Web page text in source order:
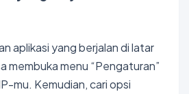
aplikasi yang berjalan di latar
membuka menu “Pengaturan”
mu. Kemudian, cari opsi